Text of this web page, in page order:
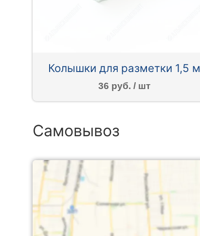
Колышки для разметки 1,5 м
36 руб. / шт
Самовывоз